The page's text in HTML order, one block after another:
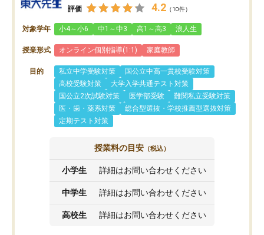
評価 4.2 （10件）
対象学年 小4～小6 中1～中3 高1～高3 浪人生
授業形式 オンライン個別指導(1:1) 家庭教師
目的 私立中学受験対策
国公立中高一貫校受験対策
高校受験対策
大学入学共通テスト対策
国公立2次試験対策
医学部受験
難関私立受験対策
医・歯・薬系対策
総合型選抜・学校推薦型選抜対策
定期テスト対策
授業料の目安 （税込）
小学生 詳細はお問い合わせください
中学生 詳細はお問い合わせください
高校生 詳細はお問い合わせください